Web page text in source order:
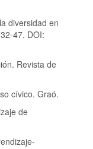
diversidad en
47. DOI:
Revista de
cívico. Graó.
de